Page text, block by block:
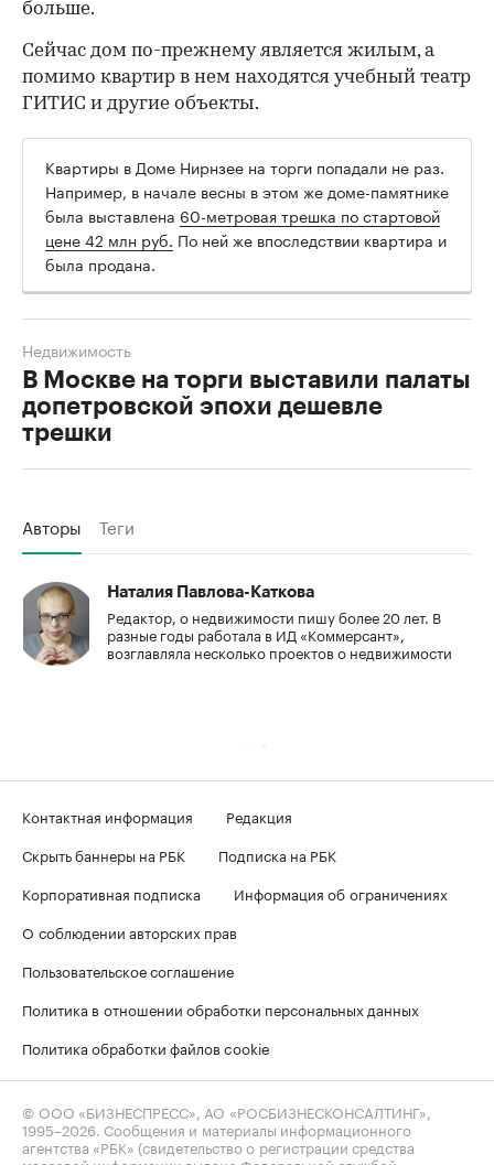
больше.
Сейчас дом по-прежнему является жилым, а
помимо квартир в нем находятся учебный театр
ГИТИС и другие объекты.
Квартиры в Доме Нирнзее на торги попадали не раз.
Например, в начале весны в этом же доме-памятнике
была выставлена 60-метровая трешка по стартовой
цене 42 млн руб. По ней же впоследствии квартира и
была продана.
В Москве на торги выставили палаты
допетровской эпохи дешевле
трешки
Недвижимость
Авторы Теги
Наталия Павлова-Каткова
Редактор, о недвижимости пишу более 20 лет. В
разные годы работала в ИД «Коммерсант»,
возглавляла несколько проектов о недвижимости
Контактная информация
Редакция
Скрыть баннеры на РБК
Подписка на РБК
Корпоративная подписка
Информация об ограничениях
О соблюдении авторских прав
Пользовательское соглашение
Политика в отношении обработки персональных данных
Политика обработки файлов cookie
© ООО «БИЗНЕСПРЕСС», АО «РОСБИЗНЕСКОНСАЛТИНГ»,
1995–2026. Сообщения и материалы информационного
агентства «РБК» (свидетельство о регистрации средства